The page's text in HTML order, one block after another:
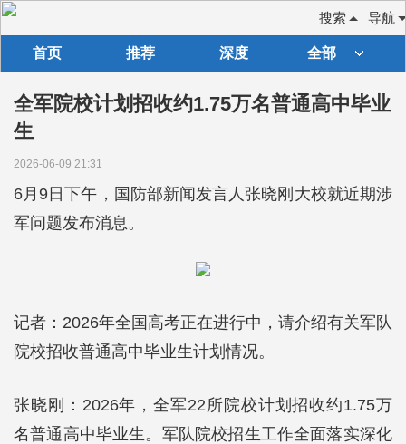
导航
搜索
首页 推荐 深度 全部
全军院校计划招收约1.75万名普通高中毕业
生
2026-06-09 21:31
6月9日下午，国防部新闻发言人张晓刚大校就近期涉
军问题发布消息。
记者：2026年全国高考正在进行中，请介绍有关军队
院校招收普通高中毕业生计划情况。
张晓刚：2026年，全军22所院校计划招收约1.75万
名普通高中毕业生。军队院校招生工作全面落实深化